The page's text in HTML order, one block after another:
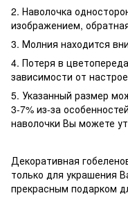
2. Наволочка
изображением,
3. Молния находится
4. Потеря в
зависимости от
5. Указанный размер
3-7% из-за
наволочки Вы можете
Декоративная
только для украшения
прекрасным подарком